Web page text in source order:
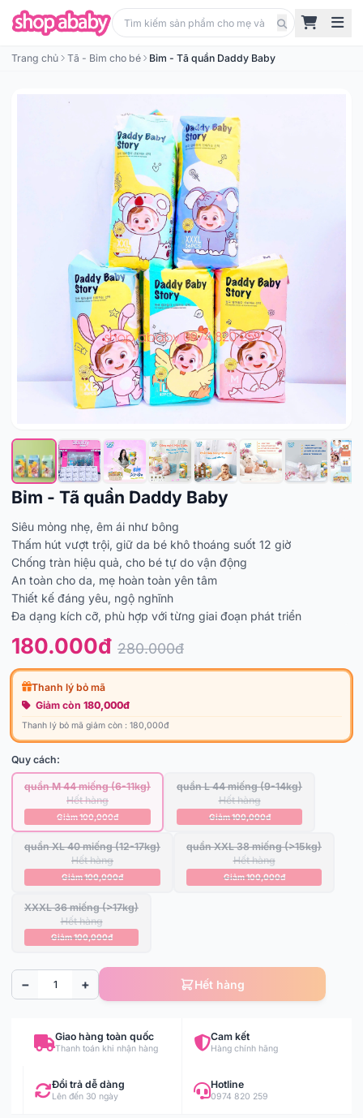
Trang chủ Tã - Bỉm cho bé Bỉm - Tã quần Daddy Baby
Bỉm - Tã quần Daddy Baby
Siêu mỏng nhẹ, êm ái như bông
Thấm hút vượt trội, giữ da bé khô thoáng suốt 12 giờ
Chống tràn hiệu quả, cho bé tự do vận động
An toàn cho da, mẹ hoàn toàn yên tâm
Thiết kế đáng yêu, ngộ nghĩnh
Đa dạng kích cỡ, phù hợp với từng giai đoạn phát triển
180.000đ 280.000đ
Thanh lý bỏ mã
Giảm còn 180,000đ
Thanh lý bỏ mã giảm còn : 180,000đ
Quy cách:
quần M 44 miếng (6-11kg)
Hết hàng
Giảm 100,000đ
quần L 44 miếng (9-14kg)
Hết hàng
Giảm 100,000đ
quần XL 40 miếng (12-17kg)
Hết hàng
Giảm 100,000đ
quần XXL 38 miếng (>15kg)
Hết hàng
Giảm 100,000đ
XXXL 36 miếng (>17kg)
Hết hàng
Giảm 100,000đ
− + Hết hàng
Giao hàng toàn quốc
Thanh toán khi nhận hàng
Cam kết
Hàng chính hãng
Đổi trả dễ dàng
Lên đến 30 ngày
Hotline
0974 820 259